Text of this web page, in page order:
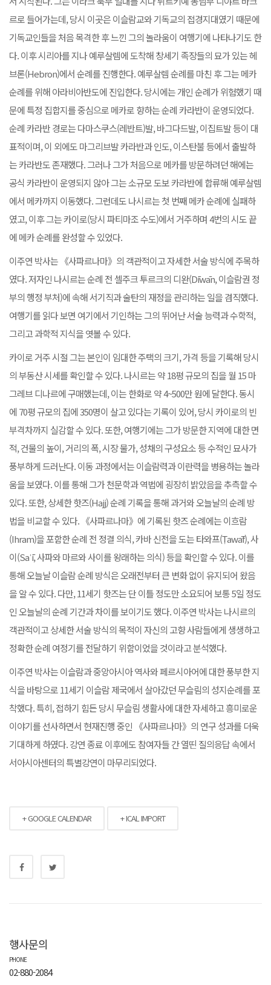
르로 들어가는데, 당시 이곳은 이슬람교와 기독교의 접경지대였기 때문에
기독교인들을 처음 목격한 후 느낀 그의 놀라움이 여행기에 나타나기도 한
다. 이후 시리아를 지나 예루살렘에 도착해 창세기 족장들의 묘가 있는 헤
브론(Hebron)에서 순례를 진행한다. 예루살렘 순례를 마친 후 그는 메카
순례를 위해 아라비아반도에 진입한다. 당시에는 개인 순례가 위험했기 때
문에 특정 집합지를 중심으로 메카로 향하는 순례 카라반이 운영되었다.
순례 카라반 경로는 다마스쿠스(레반트)발, 바그다드발, 이집트발 등이 대
표적이며, 이 외에도 마그리브발 카라반과 인도, 이스탄불 등에서 출발하
는 카라반도 존재했다. 그러나 그가 처음으로 메카를 방문하려던 해에는
공식 카라반이 운영되지 않아 그는 소규모 도보 카라반에 합류해 예루살렘
에서 메카까지 이동했다. 그런데도 나시르는 첫 번째 메카 순례에 실패하
였고, 이후 그는 카이로(당시 파티마조 수도)에서 거주하며 4번의 시도 끝
에 메카 순례를 완성할 수 있었다.
이주연 박사는 《사파르나마》의 객관적이고 자세한 서술 방식에 주목하
였다. 저자인 나시르는 순례 전 셀주크 투르크의 디완(Dīwān, 이슬람권 정
부의 행정 부처)에 속해 서기직과 술탄의 재정을 관리하는 일을 겸직했다.
여행기를 읽다 보면 여기에서 기인하는 그의 뛰어난 서술 능력과 수학적,
그리고 과학적 지식을 엿볼 수 있다.
카이로 거주 시절 그는 본인이 임대한 주택의 크기, 가격 등을 기록해 당시
의 부동산 시세를 확인할 수 있다. 나시르는 약 18평 규모의 집을 월 15 마
그레브 디나르에 구매했는데, 이는 한화로 약 4~500만 원에 달한다. 동시
에 70평 규모의 집에 350명이 살고 있다는 기록이 있어, 당시 카이로의 빈
부격차까지 실감할 수 있다. 또한, 여행기에는 그가 방문한 지역에 대한 면
적, 건물의 높이, 거리의 폭, 시장 물가, 성채의 구성요소 등 수적인 묘사가
풍부하게 드러난다. 이동 과정에서는 이슬람력과 이란력을 병용하는 놀라
움을 보였다. 이를 통해 그가 천문학과 역법에 굉장히 밝았음을 추측할 수
있다. 또한, 상세한 핫즈(Hajj) 순례 기록을 통해 과거와 오늘날의 순례 방
법을 비교할 수 있다. 《사파르나마》에 기록된 핫즈 순례에는 이흐람
(Ihram)을 포함한 순례 전 정결 의식, 카바 신전을 도는 타와프(Ṭawāf), 사
이(Saʿī, 사파와 마르와 사이를 왕래하는 의식) 등을 확인할 수 있다. 이를
통해 오늘날 이슬람 순례 방식은 오래전부터 큰 변화 없이 유지되어 왔음
을 알 수 있다. 다만, 11세기 핫즈는 단 이틀 정도만 소요되어 보통 5일 정도
인 오늘날의 순례 기간과 차이를 보이기도 했다. 이주연 박사는 나시르의
객관적이고 상세한 서술 방식의 목적이 자신의 고향 사람들에게 생생하고
정확한 순례 여정기를 전달하기 위함이었을 것이라고 분석했다.
이주연 박사는 이슬람과 중앙아시아 역사와 페르시아어에 대한 풍부한 지
식을 바탕으로 11세기 이슬람 제국에서 살아갔던 무슬림의 성지순례를 포
착했다. 특히, 접하기 힘든 당시 무슬림 생활사에 대한 자세하고 흥미로운
이야기를 선사하면서 현재진행 중인 《사파르나마》의 연구 성과를 더욱
기대하게 하였다. 강연 종료 이후에도 참여자들 간 열띤 질의응답 속에서
서아시아센터의 특별강연이 마무리되었다.
+ GOOGLE CALENDAR + ICAL IMPORT
행사문의
PHONE
02-880-2084